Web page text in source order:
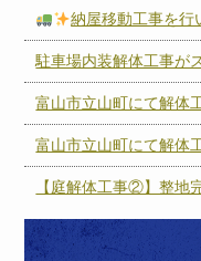
納屋移動工事を行
駐車場内装解体工事が
富山市立山町にて解体
富山市立山町にて解体
【庭解体工事②】整地